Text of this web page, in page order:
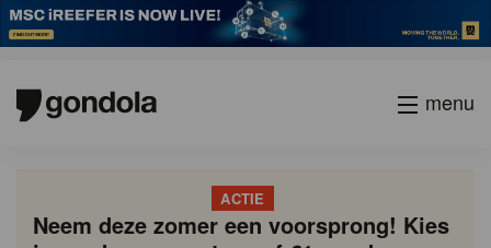
menu
ACTIE
Neem deze zomer een voorsprong! Kies